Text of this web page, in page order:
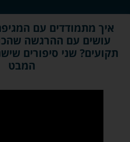
איך מתמודדים עם
עושים עם ההרגשה
תקועים? שני סיפורים
המבט